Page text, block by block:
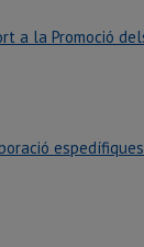
a la Promoció